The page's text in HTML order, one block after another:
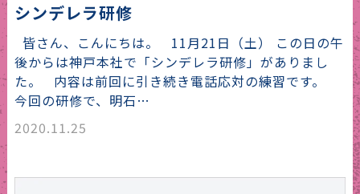
シンデレラ研修
皆さん、こんにちは。 11月21日（土） この日の午
後からは神戸本社で「シンデレラ研修」がありまし
た。 内容は前回に引き続き電話応対の練習です。
今回の研修で、明石…
2020.11.25